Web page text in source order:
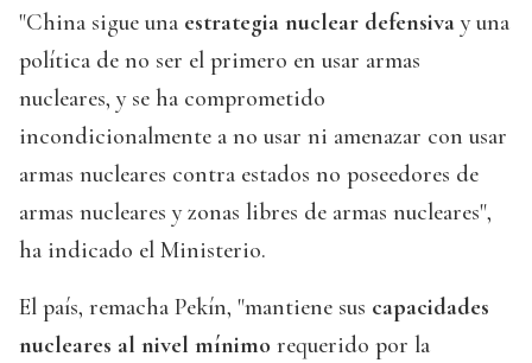
"China sigue una estrategia nuclear defensiva y una
política de no ser el primero en usar armas
nucleares, y se ha comprometido
incondicionalmente a no usar ni amenazar con usar
armas nucleares contra estados no poseedores de
armas nucleares y zonas libres de armas nucleares",
ha indicado el Ministerio.
El país, remacha Pekín, "mantiene sus capacidades
nucleares al nivel mínimo requerido por la